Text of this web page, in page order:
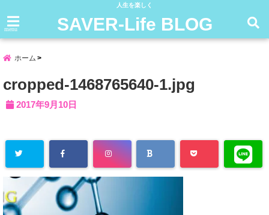
人生を楽しく
menu SAVER-Life BLOG
ホーム
cropped-1468765640-1.jpg
2017年9月10日